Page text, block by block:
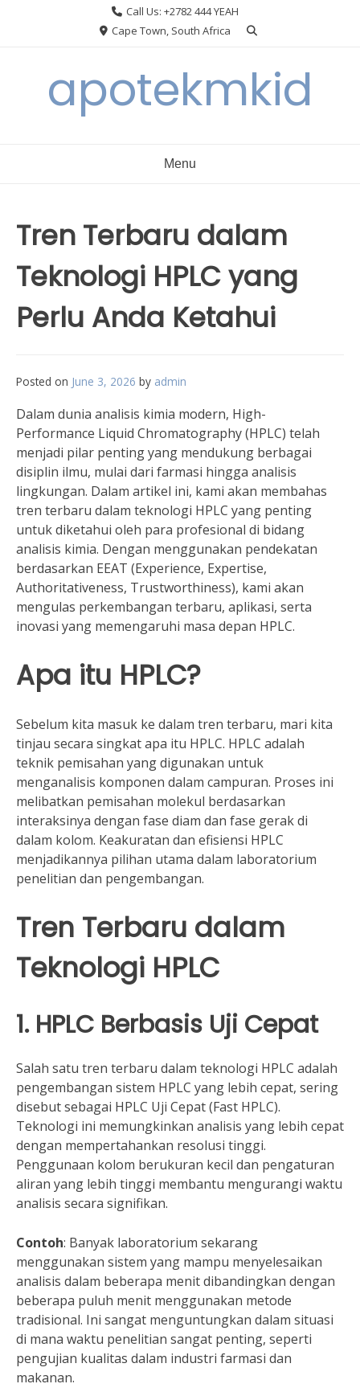
Call Us: +2782 444 YEAH
Cape Town, South Africa
apotekmkid
Menu
Tren Terbaru dalam
Teknologi HPLC yang
Perlu Anda Ketahui
Posted on June 3, 2026 by admin
Dalam dunia analisis kimia modern, High-
Performance Liquid Chromatography (HPLC) telah
menjadi pilar penting yang mendukung berbagai
disiplin ilmu, mulai dari farmasi hingga analisis
lingkungan. Dalam artikel ini, kami akan membahas
tren terbaru dalam teknologi HPLC yang penting
untuk diketahui oleh para profesional di bidang
analisis kimia. Dengan menggunakan pendekatan
berdasarkan EEAT (Experience, Expertise,
Authoritativeness, Trustworthiness), kami akan
mengulas perkembangan terbaru, aplikasi, serta
inovasi yang memengaruhi masa depan HPLC.
Apa itu HPLC?
Sebelum kita masuk ke dalam tren terbaru, mari kita
tinjau secara singkat apa itu HPLC. HPLC adalah
teknik pemisahan yang digunakan untuk
menganalisis komponen dalam campuran. Proses ini
melibatkan pemisahan molekul berdasarkan
interaksinya dengan fase diam dan fase gerak di
dalam kolom. Keakuratan dan efisiensi HPLC
menjadikannya pilihan utama dalam laboratorium
penelitian dan pengembangan.
Tren Terbaru dalam
Teknologi HPLC
1. HPLC Berbasis Uji Cepat
Salah satu tren terbaru dalam teknologi HPLC adalah
pengembangan sistem HPLC yang lebih cepat, sering
disebut sebagai HPLC Uji Cepat (Fast HPLC).
Teknologi ini memungkinkan analisis yang lebih cepat
dengan mempertahankan resolusi tinggi.
Penggunaan kolom berukuran kecil dan pengaturan
aliran yang lebih tinggi membantu mengurangi waktu
analisis secara signifikan.
Contoh: Banyak laboratorium sekarang
menggunakan sistem yang mampu menyelesaikan
analisis dalam beberapa menit dibandingkan dengan
beberapa puluh menit menggunakan metode
tradisional. Ini sangat menguntungkan dalam situasi
di mana waktu penelitian sangat penting, seperti
pengujian kualitas dalam industri farmasi dan
makanan.